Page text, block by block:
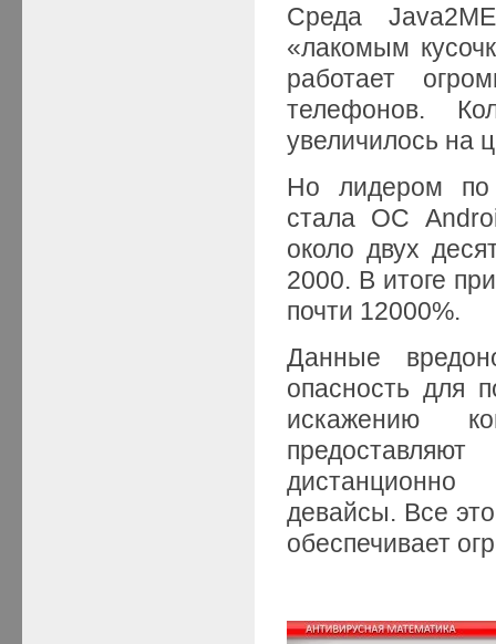
Среда
«лакомым
работает
телефонов.
увеличилось на
Но лидером по
стала ОС
около двух
2000. В итоге
почти 12000%.
Данные
опасность для
искажению
дистанционно
девайсы. Все
обеспечивает